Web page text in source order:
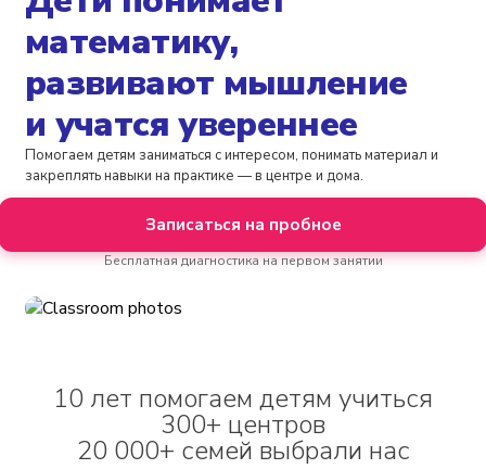
математику,
развивают мышление
и учатся увереннее
Помогаем детям заниматься с интересом, понимать материал и
закреплять навыки на практике — в центре и дома.
Записаться на пробное
Бесплатная диагностика на первом занятии
10 лет помогаем детям учиться
300+ центров
20 000+ семей выбрали нас